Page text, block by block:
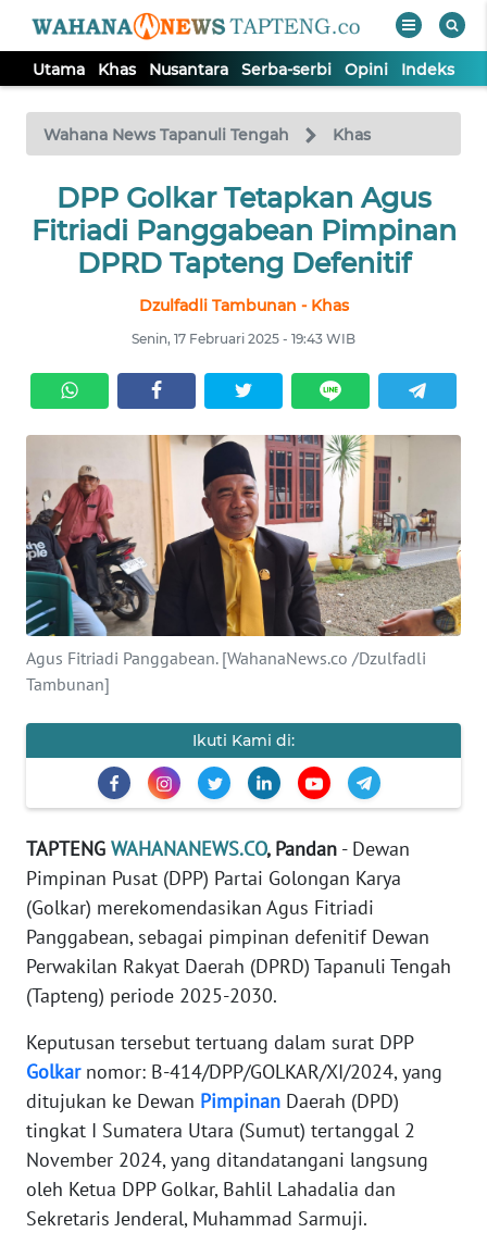
Utama Khas Nusantara Serba-serbi Opini Indeks
Wahana News Tapanuli Tengah Khas
DPP Golkar Tetapkan Agus
Fitriadi Panggabean Pimpinan
DPRD Tapteng Defenitif
Dzulfadli Tambunan - Khas
Senin, 17 Februari 2025 - 19:43 WIB
Agus Fitriadi Panggabean. [WahanaNews.co /Dzulfadli
Tambunan]
Ikuti Kami di:
TAPTENG WAHANANEWS.CO, Pandan - Dewan
Pimpinan Pusat (DPP) Partai Golongan Karya
(Golkar) merekomendasikan Agus Fitriadi
Panggabean, sebagai pimpinan defenitif Dewan
Perwakilan Rakyat Daerah (DPRD) Tapanuli Tengah
(Tapteng) periode 2025-2030.
Keputusan tersebut tertuang dalam surat DPP
Golkarnomor: B-414/DPP/GOLKAR/XI/2024, yang
ditujukan ke Dewan Pimpinan Daerah (DPD)
tingkat I Sumatera Utara (Sumut) tertanggal 2
November 2024, yang ditandatangani langsung
oleh Ketua DPP Golkar, Bahlil Lahadalia dan
Sekretaris Jenderal, Muhammad Sarmuji.
TV
Tutup
UTAMA
SERBA-
SERBI
Informasi
INDEKS
BERITA
KONTAK
KAMI
INFO
TENTANG
PEDOMAN
MEDIA
SIBER
REDAKSI
KARIR
DISCLAIMER
Wahana
News
Regional